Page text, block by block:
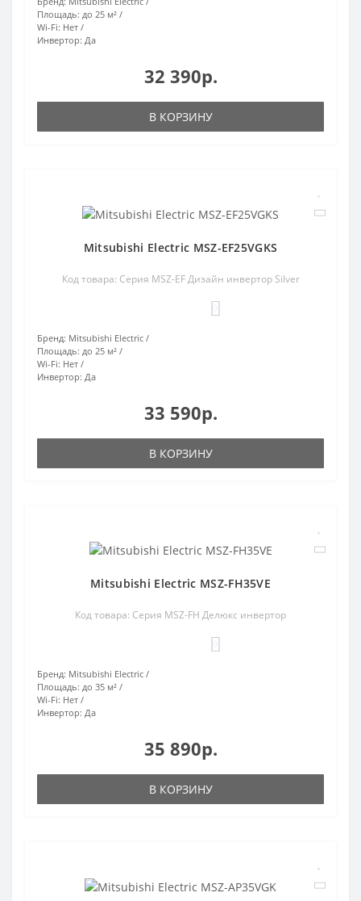
Площадь: до 25 м²
Wi-Fi: Нет
Инвертор: Да
32 390р.
В КОРЗИНУ
Mitsubishi Electric MSZ-EF25VGKS
Код товара: Серия MSZ-EF Дизайн инвертор Silver
Бренд: Mitsubishi Electric
Площадь: до 25 м²
Wi-Fi: Нет
Инвертор: Да
33 590р.
В КОРЗИНУ
Mitsubishi Electric MSZ-FH35VE
Код товара: Серия MSZ-FH Делюкс инвертор
Бренд: Mitsubishi Electric
Площадь: до 35 м²
Wi-Fi: Нет
Инвертор: Да
35 890р.
В КОРЗИНУ